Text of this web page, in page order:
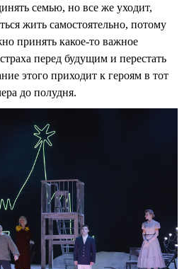
семью, но все же уходит,
жить самостоятельно, потому
принять какое-то важное
перед будущим и перестать
этого приходит к героям в тот
до полудня.